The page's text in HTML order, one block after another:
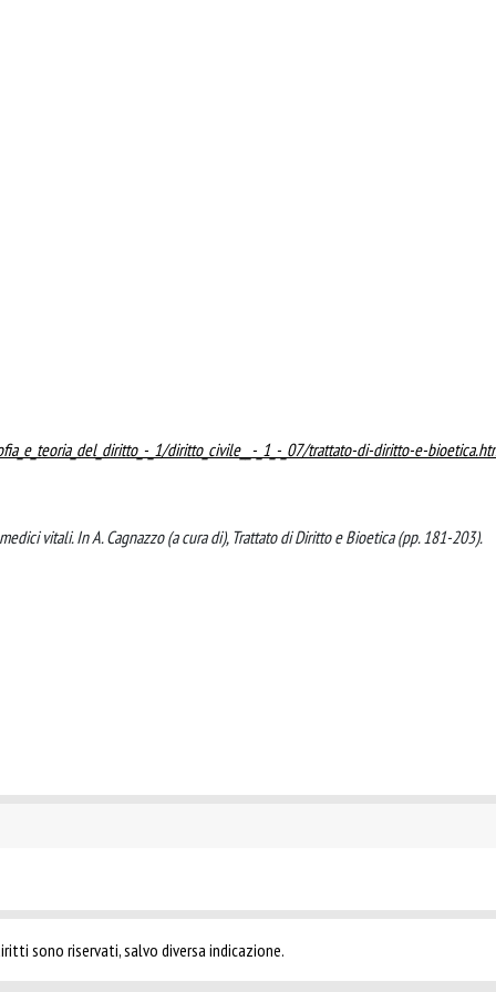
_1/diritto_civile__-_1_-_07/trattato-di-diritto-e-
vitali. In A. Cagnazzo (a cura di), Trattato di Diritto e Bioetica (pp. 181-203).
sono riservati, salvo diversa indicazione.